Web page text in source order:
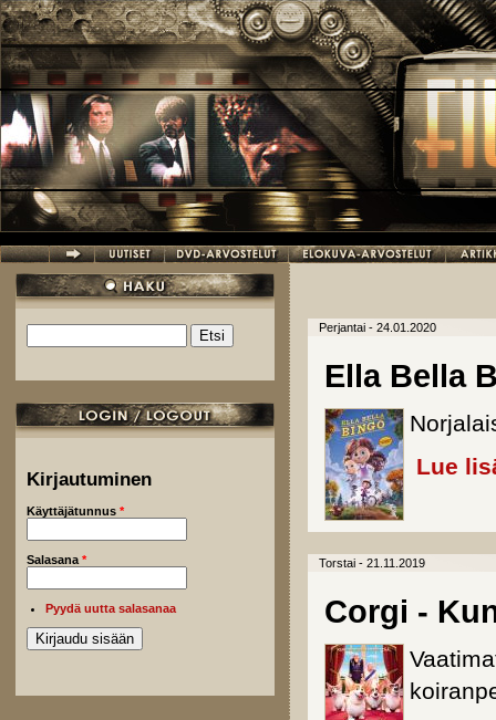
Hyppää pääsisältöön
Hakulomake
Kirjautuminen
Käyttäjätunnus *
Salasana *
Pyydä uutta salasanaa
Perjantai - 24.01.2020
Ella Bella
Lue
Torstai - 21.11.2019
Corgi -